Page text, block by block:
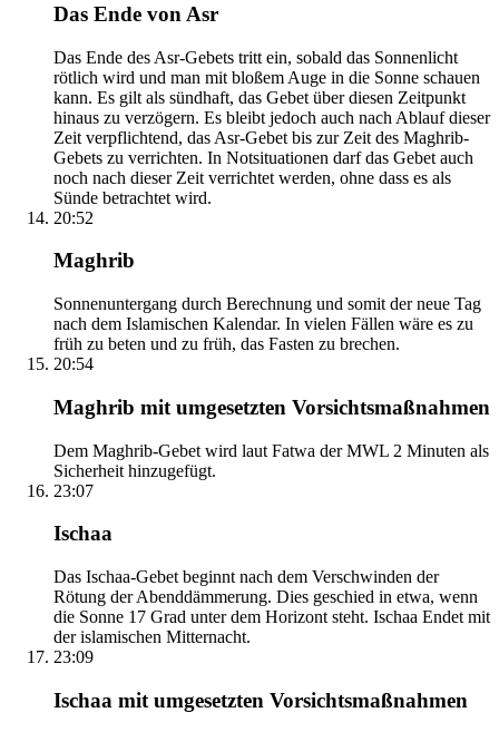
Das Ende von Asr
Das Ende des Asr-Gebets tritt ein, sobald das Sonnenlicht
rötlich wird und man mit bloßem Auge in die Sonne schauen
kann. Es gilt als sündhaft, das Gebet über diesen Zeitpunkt
hinaus zu verzögern. Es bleibt jedoch auch nach Ablauf dieser
Zeit verpflichtend, das Asr-Gebet bis zur Zeit des Maghrib-
Gebets zu verrichten. In Notsituationen darf das Gebet auch
noch nach dieser Zeit verrichtet werden, ohne dass es als
Sünde betrachtet wird.
20:52
Maghrib
Sonnenuntergang durch Berechnung und somit der neue Tag
nach dem Islamischen Kalendar. In vielen Fällen wäre es zu
früh zu beten und zu früh, das Fasten zu brechen.
20:54
Maghrib mit umgesetzten Vorsichtsmaßnahmen
Dem Maghrib-Gebet wird laut Fatwa der MWL 2 Minuten als
Sicherheit hinzugefügt.
23:07
Ischaa
Das Ischaa-Gebet beginnt nach dem Verschwinden der
Rötung der Abenddämmerung. Dies geschied in etwa, wenn
die Sonne 17 Grad unter dem Horizont steht. Ischaa Endet mit
der islamischen Mitternacht.
23:09
Ischaa mit umgesetzten Vorsichtsmaßnahmen